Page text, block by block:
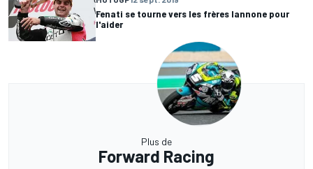
Fenati se tourne vers les frères Iannone pour
l'aider
Plus de
Forward Racing